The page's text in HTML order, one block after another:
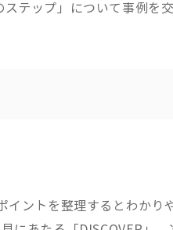
テップ」について事例を
イントを整理するとわかり